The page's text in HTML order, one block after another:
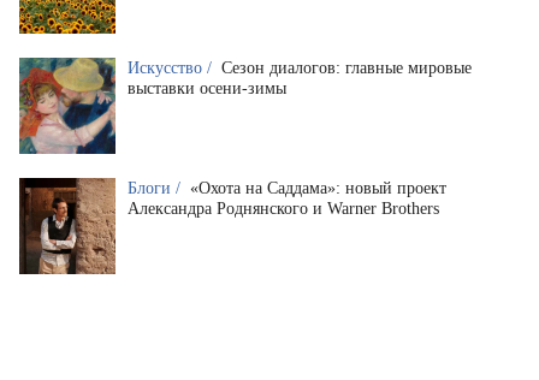
Искусство / Сезон диалогов: главные мировые
выставки осени-зимы
Блоги / «Охота на Саддама»: новый проект
Александра Роднянского и Warner Brothers